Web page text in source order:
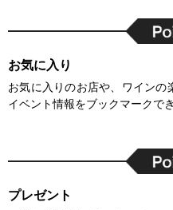
お気に入り
お気に入りのお店や、ワインの
イベント情報をブックマークで
プレゼント